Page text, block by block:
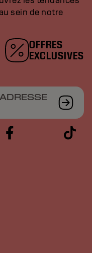
sein de notre
OFFRES
EXCLUSIVES